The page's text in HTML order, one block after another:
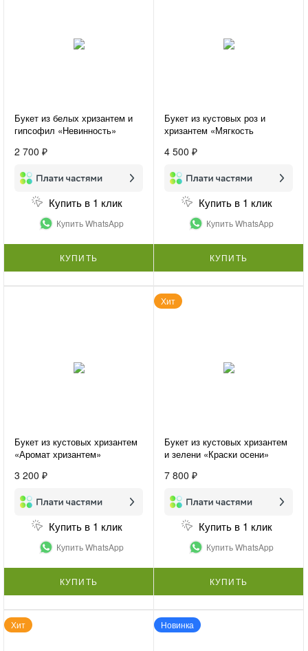
Букет из белых хризантем и
гипсофил «Невинность»
2 700 ₽
Купить в 1 клик
Купить WhatsApp
КУПИТЬ
Букет из кустовых роз и
хризантем «Мягкость
4 500 ₽
Купить в 1 клик
Купить WhatsApp
КУПИТЬ
Букет из кустовых хризантем
«Аромат хризантем»
3 200 ₽
Купить в 1 клик
Купить WhatsApp
КУПИТЬ
Хит
Букет из кустовых хризантем
и зелени «Краски осени»
7 800 ₽
Купить в 1 клик
Купить WhatsApp
КУПИТЬ
Хит Новинка